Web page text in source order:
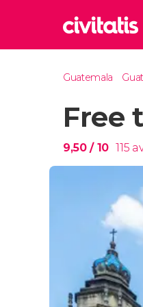
Guatemala
Free
9,50/ 10 115